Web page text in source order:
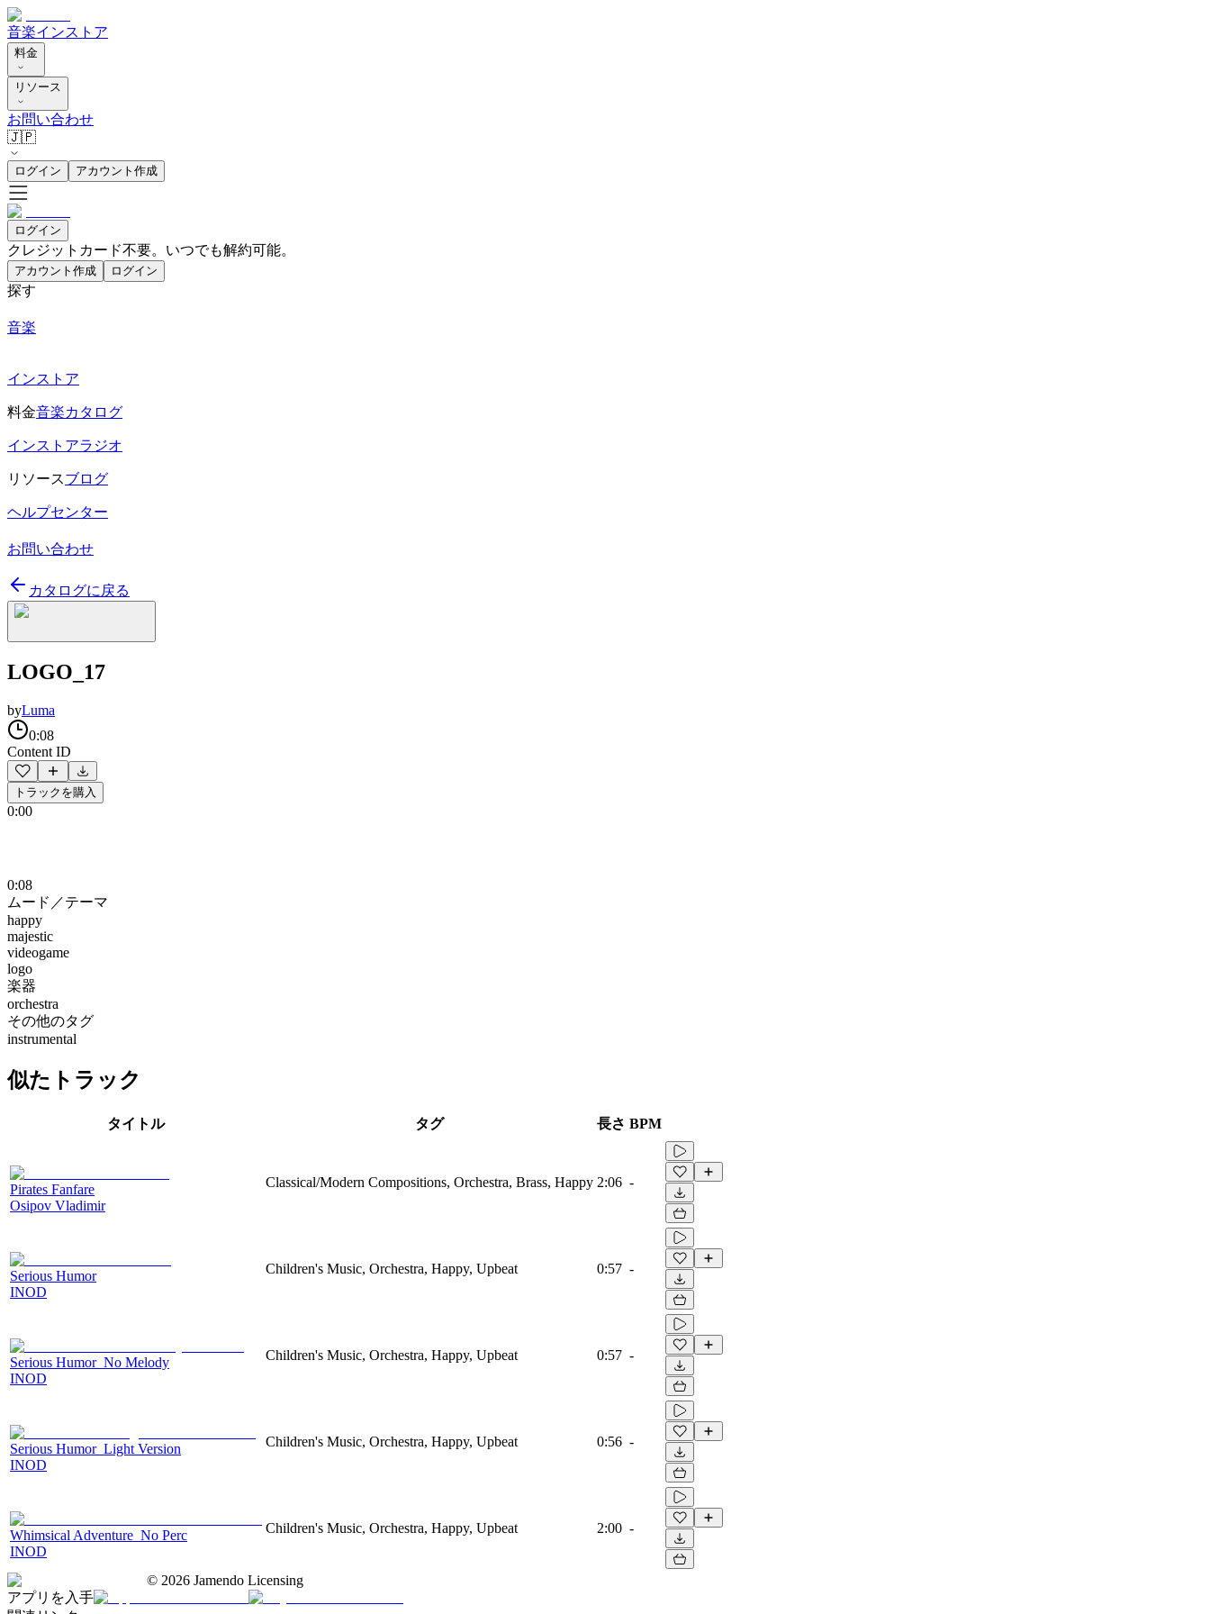
音楽インストア
料金
リソース
お問い合わせ
🇯🇵
ログイン アカウント作成
ログイン
クレジットカード不要。いつでも解約可能。
アカウント作成 ログイン
探す
音楽
インストア
料金音楽カタログ
インストアラジオ
リソースブログ
ヘルプセンター
お問い合わせ
カタログに戻る
LOGO_17
byLuma
0:08
Content ID
トラックを購入
0:00
0:08
ムード／テーマ
happy
majestic
videogame
logo
楽器
orchestra
その他のタグ
instrumental
似たトラック
タイトル タグ 長さ BPM
Pirates Fanfare
Osipov Vladimir
Classical/Modern Compositions, Orchestra, Brass, Happy 2:06 -
Serious Humor
INOD
Children's Music, Orchestra, Happy, Upbeat 0:57 -
Serious Humor_No Melody
INOD
Children's Music, Orchestra, Happy, Upbeat 0:57 -
Serious Humor_Light Version
INOD
Children's Music, Orchestra, Happy, Upbeat 0:56 -
Whimsical Adventure_No Perc
INOD
Children's Music, Orchestra, Happy, Upbeat 2:00 -
© 2026 Jamendo Licensing
アプリを入手